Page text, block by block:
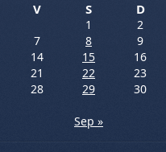
V S D
1
2
7 8
9
14 15
16
21 22
23
28 29
30
Sep »